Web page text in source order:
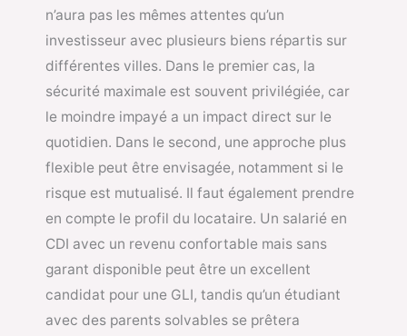
n’aura pas les mêmes attentes qu’un
investisseur avec plusieurs biens répartis sur
différentes villes. Dans le premier cas, la
sécurité maximale est souvent privilégiée, car
le moindre impayé a un impact direct sur le
quotidien. Dans le second, une approche plus
flexible peut être envisagée, notamment si le
risque est mutualisé. Il faut également prendre
en compte le profil du locataire. Un salarié en
CDI avec un revenu confortable mais sans
garant disponible peut être un excellent
candidat pour une GLI, tandis qu’un étudiant
avec des parents solvables se prêtera